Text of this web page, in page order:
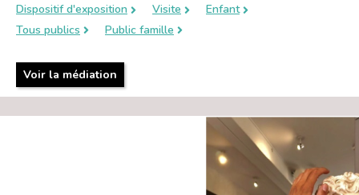
Dispositif d'exposition
Visite
Enfant
Tous publics
Public famille
Voir la médiation